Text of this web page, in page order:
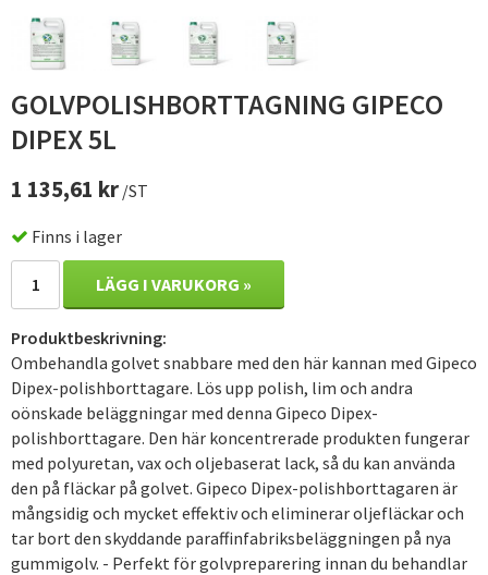
GOLVPOLISHBORTTAGNING GIPECO
DIPEX 5L
1 135,61 kr /ST
Finns i lager
LÄGG I VARUKORG »
Produktbeskrivning:
Ombehandla golvet snabbare med den här kannan med Gipeco
Dipex-polishborttagare. Lös upp polish, lim och andra
oönskade beläggningar med denna Gipeco Dipex-
polishborttagare. Den här koncentrerade produkten fungerar
med polyuretan, vax och oljebaserat lack, så du kan använda
den på fläckar på golvet. Gipeco Dipex-polishborttagaren är
mångsidig och mycket effektiv och eliminerar oljefläckar och
tar bort den skyddande paraffinfabriksbeläggningen på nya
gummigolv. - Perfekt för golvpreparering innan du behandlar